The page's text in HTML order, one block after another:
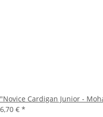
"Novice Cardigan Junior -
6,70 € *